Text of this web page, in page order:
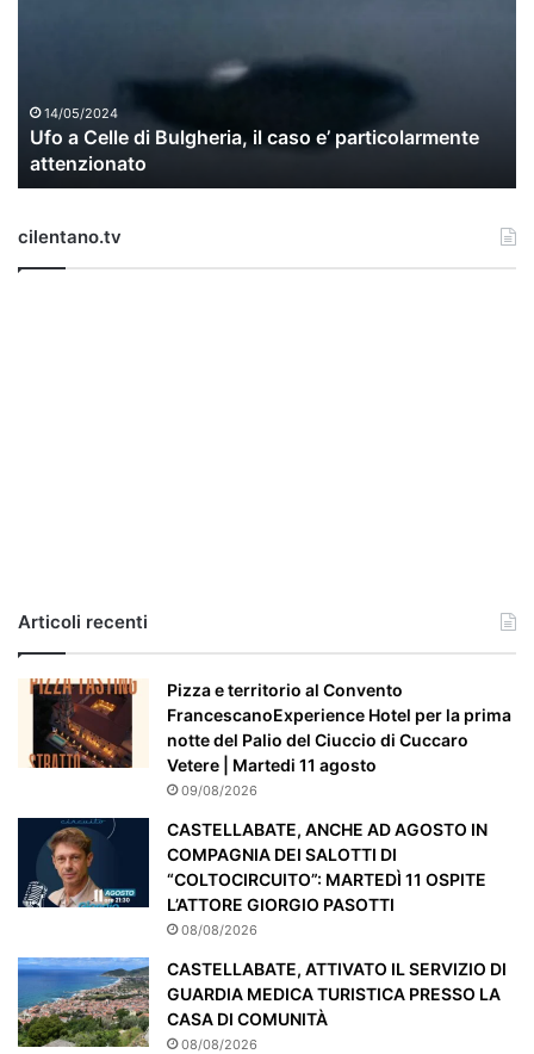
i
u
l
e
p
o
n
e
a
14/05/2024
Ufo a Celle di Bulgheria, il caso e’ particolarmente
attenzionato
cilentano.tv
Articoli recenti
Pizza e territorio al Convento
FrancescanoExperience Hotel per la prima
notte del Palio del Ciuccio di Cuccaro
Vetere | Martedi 11 agosto
09/08/2026
CASTELLABATE, ANCHE AD AGOSTO IN
COMPAGNIA DEI SALOTTI DI
“COLTOCIRCUITO”: MARTEDÌ 11 OSPITE
L’ATTORE GIORGIO PASOTTI
08/08/2026
CASTELLABATE, ATTIVATO IL SERVIZIO DI
GUARDIA MEDICA TURISTICA PRESSO LA
CASA DI COMUNITÀ
08/08/2026